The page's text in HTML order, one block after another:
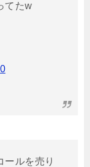
てたw
ールを売り